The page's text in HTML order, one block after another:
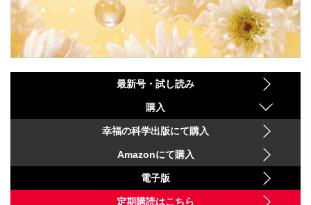
最新号・試し読み
購入
幸福の科学出版にて購入
Amazonにて購入
電子版
定期購読はこちら